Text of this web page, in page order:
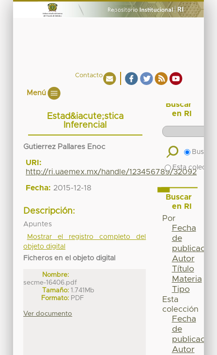
Contacto
Menú
Estad&iacute;stica
Inferencial
Gutierrez Pallares Enoc
URI:
http://ri.uaemex.mx/handle/123456789/32092
Fecha: 2015-12-18
Descripción:
Apuntes
Mostrar el registro completo del
objeto digital
Ficheros en el objeto digital
Nombre:
secme-16406.pdf
Tamaño: 1.741Mb
Formato: PDF
Ver documento
Buscar
en RI
Buscar
Esta
Buscar
en RI
Por
Fecha
de
publicación
Autor
Título
Materia
Tipo
Esta
colección
Fecha
de
publicación
Autor